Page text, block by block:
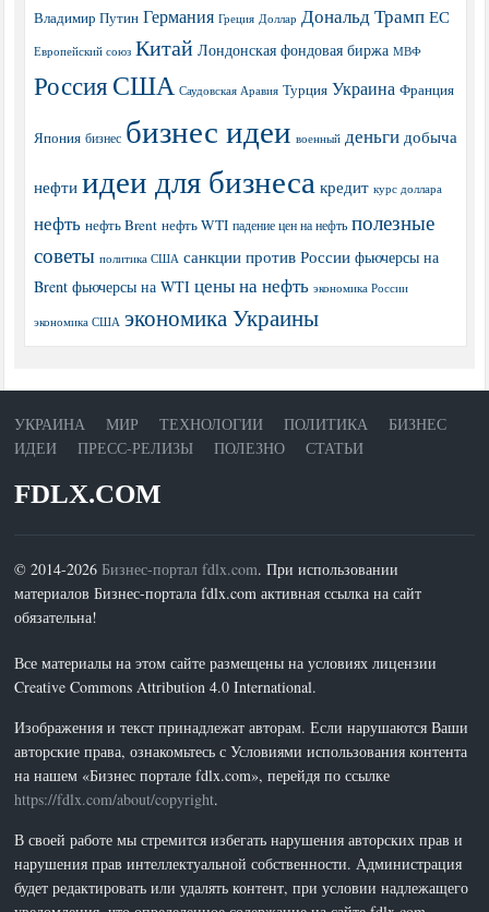
Владимир Путин Германия Греция Доллар Дональд Трамп ЕС
Европейский союз Китай Лондонская фондовая биржа МВФ
РоссияСША Саудовская Аравия Турция Украина Франция
Япония бизнес бизнес идеи военный деньги добыча
нефти идеи для бизнеса кредит курс доллара
нефть нефть Brent нефть WTI падение цен на нефть полезные
советы политика США санкции против России фьючерсы на
Brent фьючерсы на WTI цены на нефть экономика России
экономика США экономика Украины
УКРАИНА МИР ТЕХНОЛОГИИ ПОЛИТИКА
БИЗНЕС
ИДЕИ
ПРЕСС-РЕЛИЗЫ ПОЛЕЗНО СТАТЬИ
FDLX.COM
© 2014-2026 Бизнес-портал fdlx.com. При использовании
материалов Бизнес-портала fdlx.com активная ссылка на сайт
обязательна!
Все материалы на этом сайте размещены на условиях лицензии
Creative Commons Attribution 4.0 International.
Изображения и текст принадлежат авторам. Если нарушаются Ваши
авторские права, ознакомьтесь с Условиями использования контента
на нашем «Бизнес портале fdlx.com», перейдя по ссылке
https://fdlx.com/about/copyright.
В своей работе мы стремится избегать нарушения авторских прав и
нарушения прав интеллектуальной собственности. Администрация
будет редактировать или удалять контент, при условии надлежащего